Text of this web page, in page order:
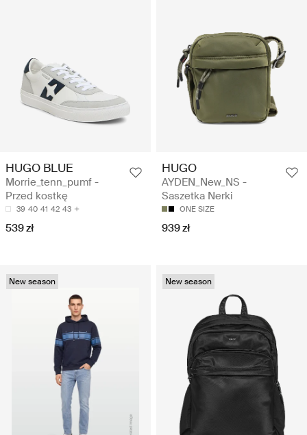
HUGO BLUE
Morrie_tenn_pumf -
Przed kostkę
39 40 41 42 43
539 zł
HUGO
AYDEN_New_NS -
Saszetka Nerki
ONE SIZE
939 zł
New season New season